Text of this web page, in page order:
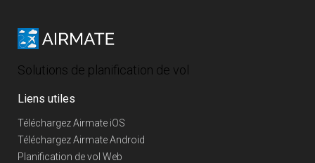
Solutions de planification de vol
Liens utiles
Téléchargez Airmate iOS
Téléchargez Airmate Android
Planification de vol Web